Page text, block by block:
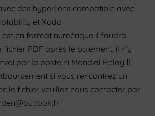
des hyperliens compatible avec
et Xodo
est en format numérique il faudra
PDF après le paiement, il n’y
par la poste ni Mondial Relay ‼️
si vous rencontrez un
le fichier veuillez nous contacter par